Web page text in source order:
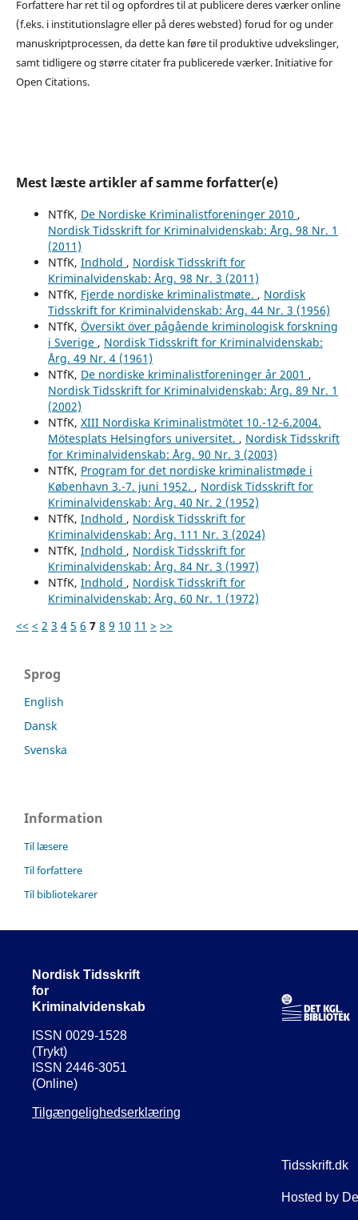
Forfattere har ret til og opfordres til at publicere deres værker online
(f.eks. i institutionslagre eller på deres websted) forud for og under
manuskriptprocessen, da dette kan føre til produktive udvekslinger,
samt tidligere og større citater fra publicerede værker. Initiative for
Open Citations.
Mest læste artikler af samme forfatter(e)
NTfK, De Nordiske Kriminalistforeninger 2010 ,
Nordisk Tidsskrift for Kriminalvidenskab: Årg. 98 Nr. 1
(2011)
NTfK, Indhold , Nordisk Tidsskrift for
Kriminalvidenskab: Årg. 98 Nr. 3 (2011)
NTfK, Fjerde nordiske kriminalistmøte. , Nordisk
Tidsskrift for Kriminalvidenskab: Årg. 44 Nr. 3 (1956)
NTfK, Översikt över pågående kriminologisk forskning
i Sverige , Nordisk Tidsskrift for Kriminalvidenskab:
Årg. 49 Nr. 4 (1961)
NTfK, De nordiske kriminalistforeninger år 2001 ,
Nordisk Tidsskrift for Kriminalvidenskab: Årg. 89 Nr. 1
(2002)
NTfK, XIII Nordiska Kriminalistmötet 10.-12-6.2004.
Mötesplats Helsingfors universitet. , Nordisk Tidsskrift
for Kriminalvidenskab: Årg. 90 Nr. 3 (2003)
NTfK, Program for det nordiske kriminalistmøde i
København 3.-7. juni 1952. , Nordisk Tidsskrift for
Kriminalvidenskab: Årg. 40 Nr. 2 (1952)
NTfK, Indhold , Nordisk Tidsskrift for
Kriminalvidenskab: Årg. 111 Nr. 3 (2024)
NTfK, Indhold , Nordisk Tidsskrift for
Kriminalvidenskab: Årg. 84 Nr. 3 (1997)
NTfK, Indhold , Nordisk Tidsskrift for
Kriminalvidenskab: Årg. 60 Nr. 1 (1972)
<< < 2 3 4 5 6 7 8 9 10 11 > >>
Sprog
English
Dansk
Svenska
Information
Til læsere
Til forfattere
Til bibliotekarer
Nordisk Tidsskrift
for
Kriminalvidenskab
ISSN 0029-1528
(Trykt)
ISSN 2446-3051
(Online)
Tilgængelighedserklæring